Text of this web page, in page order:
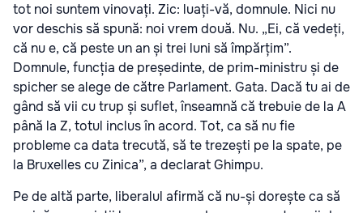
tot noi suntem vinovați. Zic: luați-vă, domnule. Nici nu
vor deschis să spună: noi vrem două. Nu. „Ei, că vedeți,
că nu e, că peste un an și trei luni să împărțim”.
Domnule, funcția de președinte, de prim-ministru și de
spicher se alege de către Parlament. Gata. Dacă tu ai de
gând să vii cu trup și suflet, înseamnă că trebuie de la A
până la Z, totul inclus în acord. Tot, ca să nu fie
probleme ca data trecută, să te trezești pe la spate, pe
la Bruxelles cu Zinica”, a declarat Ghimpu.
Pe de altă parte, liberalul afirmă că nu-și dorește ca să